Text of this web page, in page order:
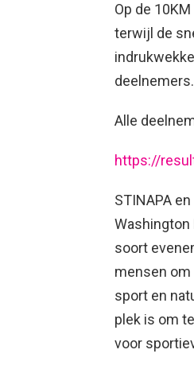
Op de
terwijl de
deelnemers.
Alle
https://
STINAPA
Washington
soort
mensen om
sport en
plek is om
voor